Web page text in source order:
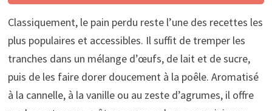
Classiquement, le pain perdu reste l’une des recettes les
plus populaires et accessibles. Il suffit de tremper les
tranches dans un mélange d’œufs, de lait et de sucre,
puis de les faire dorer doucement à la poêle. Aromatisé
à la cannelle, à la vanille ou au zeste d’agrumes, il offre